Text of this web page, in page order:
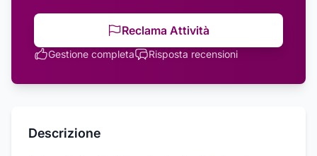
Reclama Attività
Gestione completa Risposta recensioni
Descrizione